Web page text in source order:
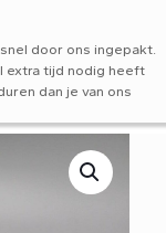
door ons ingepakt.
extra tijd nodig heeft
dan je van ons